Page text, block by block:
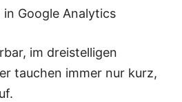
im dreistelligen
tauchen immer nur kurz,